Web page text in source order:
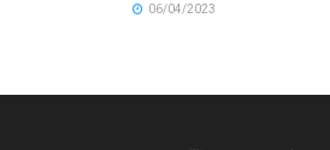
06/04/2023